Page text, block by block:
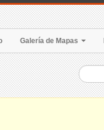
Galería de Mapas